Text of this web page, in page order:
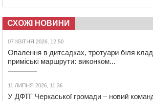
СХОЖІ НОВИНИ
07 КВІТНЯ 2026, 12:50
Опалення в дитсадках, тротуари біля
приміські маршрути: виконком...
11 ЛИПНЯ 2026, 11:36
У ДФТГ Черкаської громади – новий